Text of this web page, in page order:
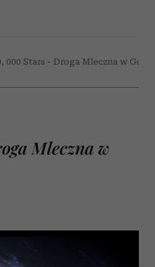
000 Stars - Droga Mleczna w
Mleczna w